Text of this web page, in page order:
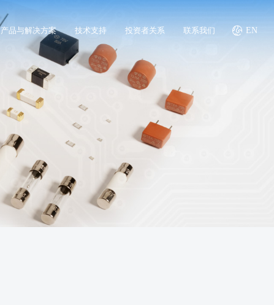
EN
产品与解决方案 技术支持 投资者关系 联系我们